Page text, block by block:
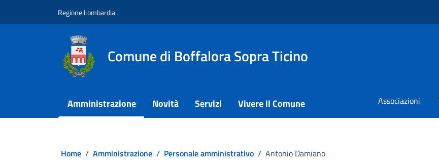
Regione Lombardia
Comune di Boffalora Sopra Ticino
Amministrazione Novità Servizi Vivere il Comune Associazioni
Home / Amministrazione / Personale amministrativo / Antonio Damiano